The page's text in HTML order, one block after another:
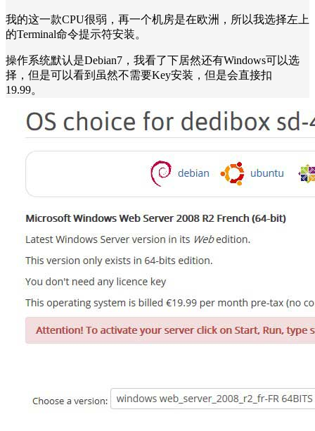
我的这一款CPU很弱，再一个机房是在欧洲，所以我选择左上
的Terminal命令提示符安装。
操作系统默认是Debian7，我看了下居然还有Windows可以选
择，但是可以看到虽然不需要Key安装，但是会直接扣
19.99。